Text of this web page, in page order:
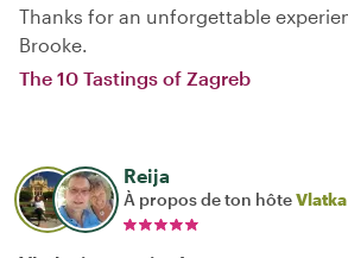
Thanks for an unforgettable
Brooke.
The 10 Tastings of Zagreb
Reija
À propos de ton hôteVlatka